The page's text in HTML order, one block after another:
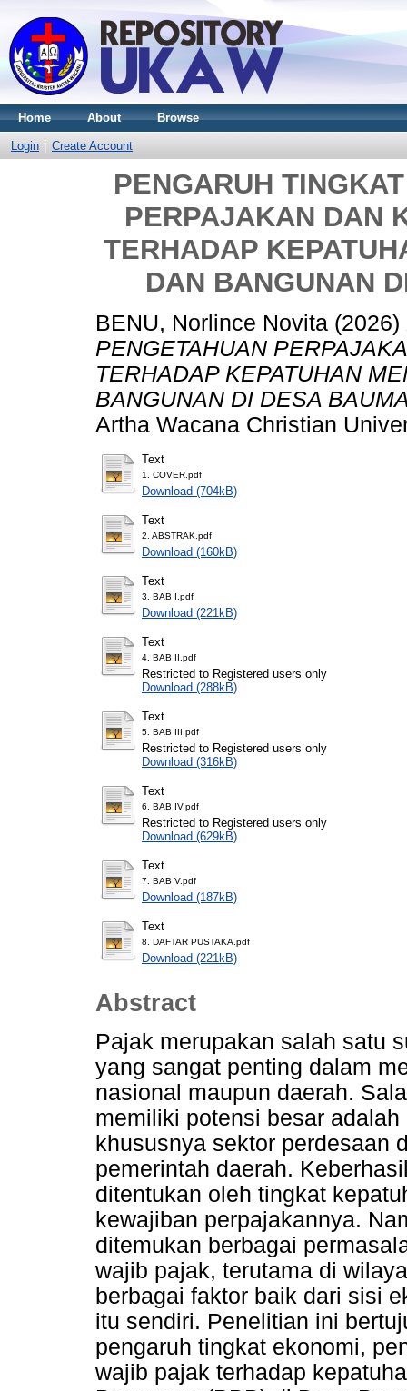
Home About Browse
Login Create Account
PENGARUH
PERPAJAKAN DAN
TERHADAP
DAN BANGUNAN
BENU, Norlince Novita (2026)
PENGETAHUAN
TERHADAP KEPATUHAN
BANGUNAN DI DESA
Artha Wacana Christian
Text
1. COVER.pdf
Download (704kB)
Text
2. ABSTRAK.pdf
Download (160kB)
Text
3. BAB I.pdf
Download (221kB)
Text
4. BAB II.pdf
Restricted to Registered users only
Download (288kB)
Text
5. BAB III.pdf
Restricted to Registered users only
Download (316kB)
Text
6. BAB IV.pdf
Restricted to Registered users only
Download (629kB)
Text
7. BAB V.pdf
Download (187kB)
Text
8. DAFTAR PUSTAKA.pdf
Download (221kB)
Abstract
Pajak merupakan salah satu
yang sangat penting dalam
nasional maupun daerah.
memiliki potensi besar
khususnya sektor perdesaan
pemerintah daerah.
ditentukan oleh tingkat
kewajiban perpajakannya.
ditemukan berbagai
wajib pajak, terutama di
berbagai faktor baik dari sisi
itu sendiri. Penelitian ini
pengaruh tingkat ekonomi,
wajib pajak terhadap